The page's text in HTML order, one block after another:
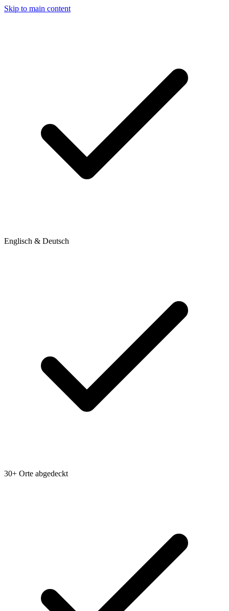
Skip to main content
Englisch & Deutsch
30+ Orte abgedeckt